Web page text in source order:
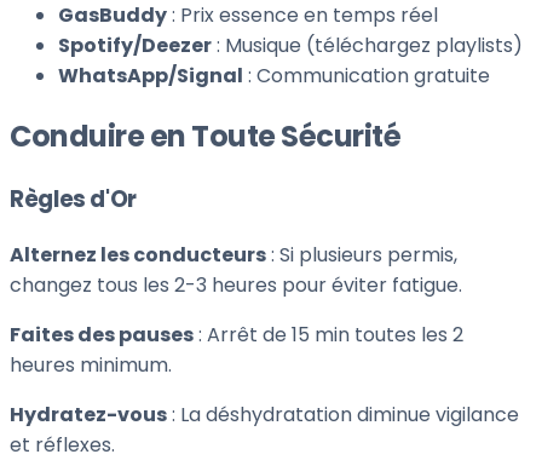
GasBuddy: Prix essence en temps réel
Spotify/Deezer: Musique (téléchargez playlists)
WhatsApp/Signal : Communication gratuite
Conduire en Toute Sécurité
Règles d'Or
Alternez les conducteurs: Si plusieurs permis,
changez tous les 2-3 heures pour éviter fatigue.
Faites des pauses: Arrêt de 15 min toutes les 2
heures minimum.
Hydratez-vous: La déshydratation diminue vigilance
et réflexes.